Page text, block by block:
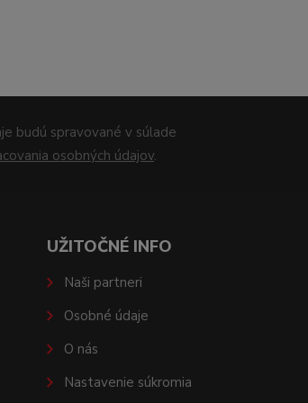
budú spravované v súlade
osobných údajov.
UŽITOČNÉ INFO
Naši partneri
Osobné údaje
O nás
Nastavenie súkromia